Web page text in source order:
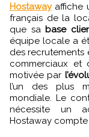
Hostawayaffiche
français de la
que sa base
équipe locale a
des recrutements
commerciaux et
motivée par
l’un des plus
mondiale. Le
nécessite un
Hostaway